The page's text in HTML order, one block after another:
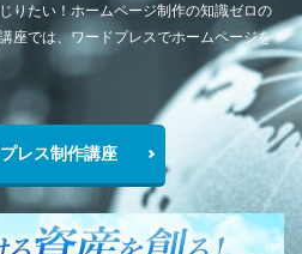
りたい！ホームページ制作の知識ゼロの
座では、ワードプレスでホームページを
レス制作講座